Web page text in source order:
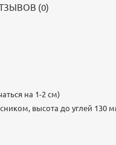
(0)
на 1-2 см)
высота до углей 130